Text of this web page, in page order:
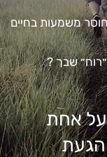
משמעות בחיים
שבך ?
על אחת